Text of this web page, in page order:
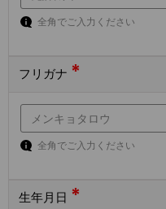
全角でご入力ください
フリガナ *
全角でご入力ください
生年月日 *